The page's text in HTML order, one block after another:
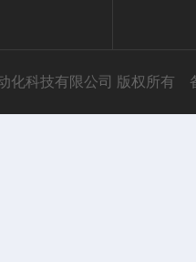
化科技有限公司 版权所有